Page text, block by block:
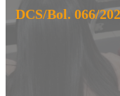
DCS/Bol. 066/